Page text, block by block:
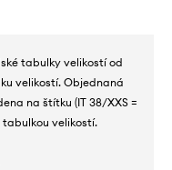
tabulky velikostí od
velikostí. Objednaná
na štítku (IT 38/XXS =
tabulkou velikostí.